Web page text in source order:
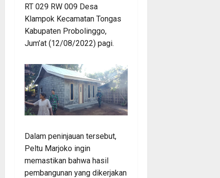
RT 029 RW 009 Desa
Klampok Kecamatan Tongas
Kabupaten Probolinggo,
Jum’at (12/08/2022) pagi.
Dalam peninjauan tersebut,
Peltu Marjoko ingin
memastikan bahwa hasil
pembangunan yang dikerjakan